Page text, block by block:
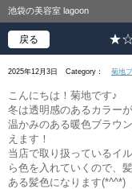
池袋の美容室 lagoon
★☆
戻る
2025年12月3日 Category： 菊地
こんにちは！菊地です♪
冬は透明感のあるカラー
温かみのある暖色ブラウ
えます！
当店で取り扱っているイ
ら色を入れていくので、
ある髪色になります(*^^*)